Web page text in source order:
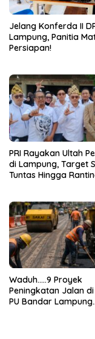
Jelang Konferda II
Lampung, Panitia
Persiapan!
PRI Rayakan Ultah
di Lampung, Target
Tuntas Hingga
Waduh…..9 Proyek
Peningkatan Jalan di
PU Bandar Lampung